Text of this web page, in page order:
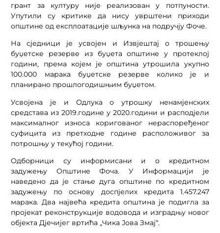
грант за културу није реализован у потпуности.
Упутили су критике да нису уврштени приходи
општине од експлоатације шљунка на подручју Фоче.
На сједници је усвојен и Извјештај о трошењу
буџетске резерве из буџета општине у протеклој
години, према којем је општина утрошила укупно
100.000 марака буџетске резерве колико је и
планирано прошлогодишњим буџетом.
Усвојена је и Одлука о утрошку ненамјенских
средстава из 2019.године у 2020.години и расподјели
максималног износа коригованог нераспоређеног
суфицита из претходне године расположивог за
потрошњу у текућој години.
Одборници су информисани и о кредитном
задужењу Општине Фоча. У Информацији је
наведено да је стање дуга општине по кредитном
задужењу по основу доспјелих кредита 1.457.247
марака. Два највећа кредита општина је подигла за
пројекат реконструкције водовода и изградњу новог
објекта Дјечијег вртића „Чика Јова Змај“.